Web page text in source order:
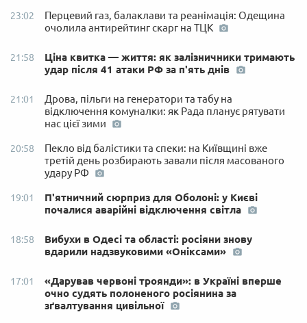
23:02
Перцевий газ, балаклави та реанімація: Одещина
очолила антирейтинг скарг на ТЦК
21:58
Ціна квитка — життя: як залізничники тримають
удар після 41 атаки РФ за п'ять днів
21:01
Дрова, пільги на генератори та табу на
відключення комуналки: як Рада планує рятувати
нас цієї зими
20:58
Пекло від балістики та спеки: на Київщині вже
третій день розбирають завали після масованого
удару РФ
19:01
П'ятничний сюрприз для Оболоні: у Києві
почалися аварійні відключення світла
18:58
Вибухи в Одесі та області: росіяни знову
вдарили надзвуковими «Оніксами»
17:01
«Дарував червоні троянди»: в Україні вперше
очно судять полоненого росіянина за
зґвалтування цивільної